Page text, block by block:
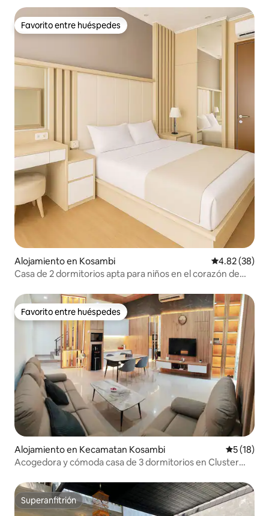
Favorito entre huéspedes
Favorito entre huéspedes
Alojamiento en Kosambi Calificación
4.82 (38)
Casa de 2 dormitorios apta para niños en el corazón de
Favorito entre huéspedes
Favorito entre huéspedes
Alojamiento en Kecamatan Kosambi
5 (18)
Acogedora y cómoda casa de 3 dormitorios en Cluster
Superanfitrión
Superanfitrión